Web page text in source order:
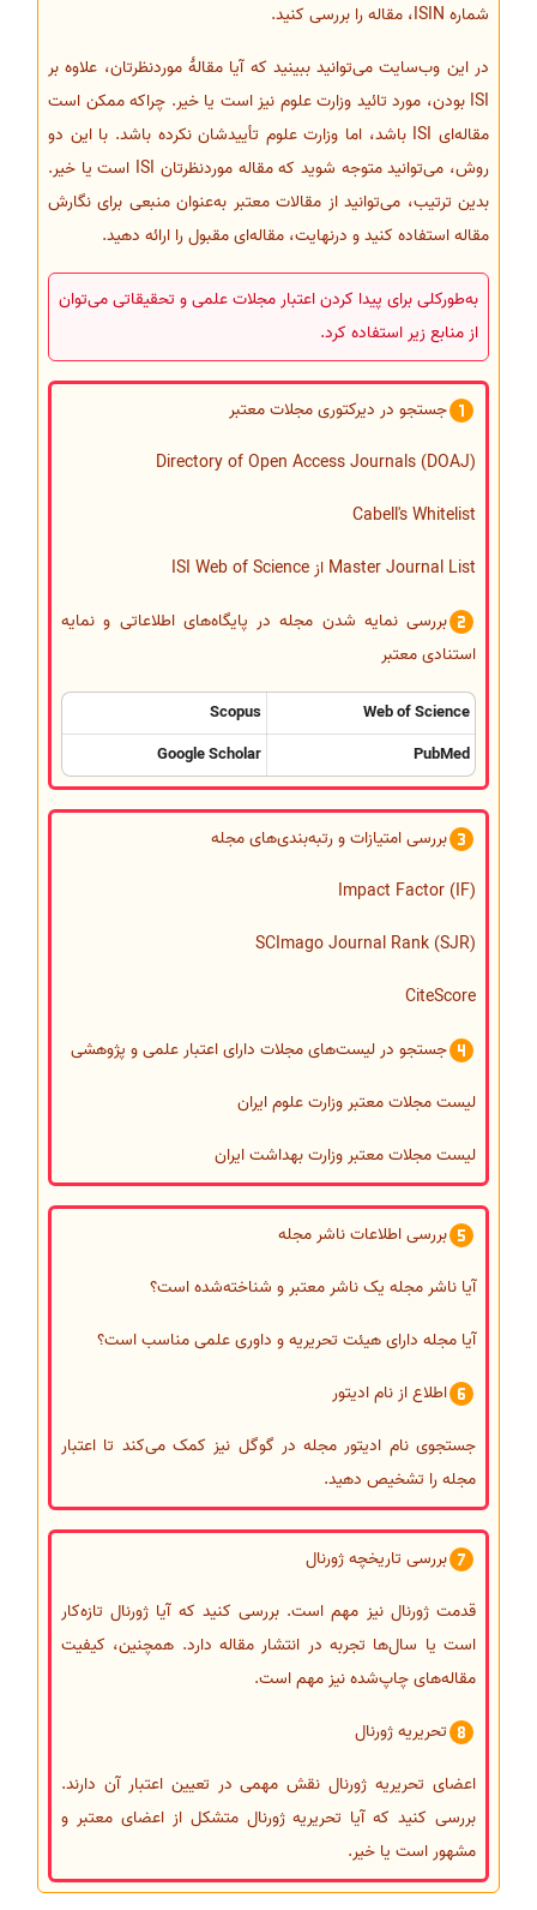
شماره ISIN، مقاله را بررسی کنید.
در این وب‌سایت می‌توانید ببینید که آیا مقالۀ موردنظرتان، علاوه بر
ISI بودن، مورد تائید وزارت علوم نیز است یا خیر. چراکه ممکن است
مقاله‌ای ISI باشد، اما وزارت علوم تأییدشان نکرده باشد. با این دو
روش، می‌توانید متوجه شوید که مقاله موردنظرتان ISI است یا خیر.
بدین ترتیب، می‌توانید از مقالات معتبر به‌عنوان منبعی برای نگارش
مقاله استفاده کنید و درنهایت، مقاله‌ای مقبول را ارائه دهید.
به‌طورکلی برای پیدا کردن اعتبار مجلات علمی و تحقیقاتی می‌توان
از منابع زیر استفاده کرد.
جستجو در دیرکتوری مجلات معتبر
Directory of Open Access Journals (DOAJ)
Cabell's Whitelist
Master Journal List از ISI Web of Science
بررسی نمایه شدن مجله در پایگاه‌های اطلاعاتی و نمایه
استنادی معتبر
Web of Science
Scopus
PubMed
Google Scholar
بررسی امتیازات و رتبه‌بندی‌های مجله
Impact Factor (IF)
SCImago Journal Rank (SJR)
CiteScore
جستجو در لیست‌های مجلات دارای اعتبار علمی و پژوهشی
لیست مجلات معتبر وزارت علوم ایران
لیست مجلات معتبر وزارت بهداشت ایران
بررسی اطلاعات ناشر مجله
آیا ناشر مجله یک ناشر معتبر و شناخته‌شده است؟
آیا مجله دارای هیئت تحریریه و داوری علمی مناسب است؟
اطلاع از نام ادیتور
جستجوی نام ادیتور مجله در گوگل نیز کمک می‌کند تا اعتبار
مجله را تشخیص دهید.
بررسی تاریخچه ژورنال
قدمت ژورنال نیز مهم است. بررسی کنید که آیا ژورنال تازه‌کار
است یا سال‌ها تجربه در انتشار مقاله دارد. همچنین، کیفیت
مقاله‌های چاپ‌شده نیز مهم است.
تحریریه ژورنال
اعضای تحریریه ژورنال نقش مهمی در تعیین اعتبار آن دارند.
بررسی کنید که آیا تحریریه ژورنال متشکل از اعضای معتبر و
مشهور است یا خیر.